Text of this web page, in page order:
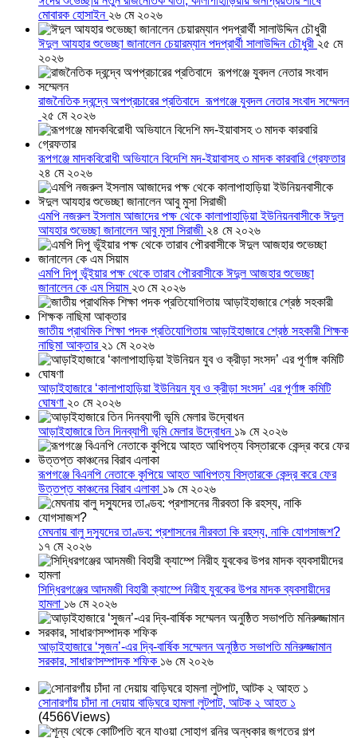
মোবারক হোসাইন ২৬ মে ২০২৬
ঈদুল আযহার শুভেচ্ছা জানালেন চেয়ারম্যান পদপ্রার্থী সালাউদ্দিন চৌধুরী ২৫ মে
২০২৬
রাজনৈতিক দ্বন্দ্বে অপপ্রচারের প্রতিবাদে ‎রূপগঞ্জে যুবদল নেতার সংবাদ সম্মেলন
২৫ মে ২০২৬
রূপগঞ্জে মাদকবিরোধী অভিযানে বিদেশি মদ-ইয়াবাসহ ৩ মাদক কারবারি গ্রেফতার
২৪ মে ২০২৬
এমপি নজরুল ইসলাম আজাদের পক্ষ থেকে কালাপাহাড়িয়া ইউনিয়নবাসীকে ঈদুল
আযহার শুভেচ্ছা জানালেন আবু মুসা সিরাজী ২৪ মে ২০২৬
এমপি দিপু ভূঁইয়ার পক্ষ থেকে তারাব পৌরবাসীকে ঈদুল আজহার শুভেচ্ছা
জানালেন কে এম সিয়াম ২৩ মে ২০২৬
জাতীয় প্রাথমিক শিক্ষা পদক প্রতিযোগিতায় আড়াইহাজারে শ্রেষ্ঠ সহকারী শিক্ষক
নাছিমা আক্তার ২১ মে ২০২৬
আড়াইহাজারে ‘কালাপাহাড়িয়া ইউনিয়ন যুব ও ক্রীড়া সংসদ’ এর পূর্ণাঙ্গ কমিটি
ঘোষণা ২০ মে ২০২৬
আড়াইহাজারে তিন দিনব্যাপী ভূমি মেলার উদ্বোধন ১৯ মে ২০২৬
রূপগঞ্জে বিএনপি নেতাকে কুপিয়ে আহত আধিপত্য বিস্তারকে কেন্দ্র করে ফের
উত্তপ্ত কাঞ্চনের বিরাব এলাকা ১৯ মে ২০২৬
মেঘনায় বালু দস্যুদের তাণ্ডব: প্রশাসনের নীরবতা কি রহস্য, নাকি যোগসাজশ?
১৭ মে ২০২৬
সিদ্ধিরগঞ্জের আদমজী বিহারী ক্যাম্পে নিরীহ যুবকের উপর মাদক ব্যবসায়ীদের
হামলা ১৬ মে ২০২৬
আড়াইহাজারে ‘সুজন’-এর দ্বি-বার্ষিক সম্মেলন অনুষ্ঠিত সভাপতি মনিরুজ্জামান
সরকার, সাধারণসম্পাদক শফিক ১৬ মে ২০২৬
সোনারগাঁয় চাঁদা না দেয়ায় বাড়িঘরে হামলা লুটপাট, আটক ২ আহত ১
(4566Views)